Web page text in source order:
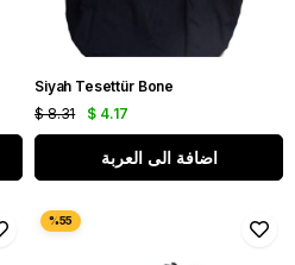
Siyah Tesettür Bone
$ 4.17
$ 8.31
اضافة الى العربة